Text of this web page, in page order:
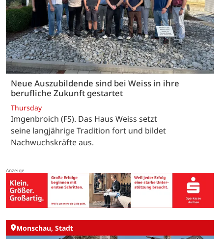
Neue Auszubildende sind bei Weiss in ihre
berufliche Zukunft gestartet
Thursday
Imgenbroich (FS). Das Haus Weiss setzt
seine langjährige Tradition fort und bildet
Nachwuchskräfte aus.
Monschau, Stadt